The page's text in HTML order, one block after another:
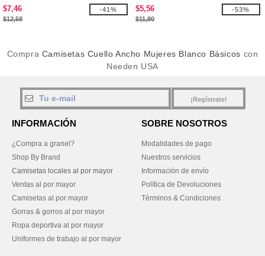
$7,46
$12,58
-41%
$5,56
$11,80
-53%
Compra Camisetas Cuello Ancho Mujeres Blanco Básicos con
Needen USA
¡Regístrate!
INFORMACIÓN
¿Compra a granel?
Shop By Brand
Camisetas locales al por mayor
Ventas al por mayor
Camisetas al por mayor
Gorras & gorros al por mayor
Ropa deportiva al por mayor
Uniformes de trabajo al por mayor
SOBRE NOSOTROS
Modalidades de pago
Nuestros servicios
Información de envío
Política de Devoluciones
Términos & Condiciones